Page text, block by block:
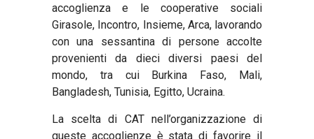
accoglienza e le cooperative sociali
Girasole, Incontro, Insieme, Arca, lavorando
con una sessantina di persone accolte
provenienti da dieci diversi paesi del
mondo, tra cui Burkina Faso, Mali,
Bangladesh, Tunisia, Egitto, Ucraina.
La scelta di CAT nell’organizzazione di
queste accoglienze è stata di favorire il